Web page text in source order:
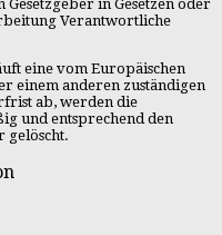
in Gesetzen oder
Verantwortliche
eine vom Europäischen
einem anderen zuständigen
ab, werden die
und entsprechend den
gelöscht.